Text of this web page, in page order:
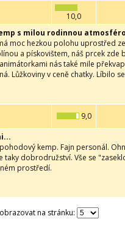
10,0
s milou rodinnou
moc hezkou polohu uprostřed
a pískovištem, náš prcek zde
nás také mile
Lůžkoviny v ceně chatky. Líbilo
9,0
kemp. Fajn personál.
taky dobrodružství. Vše se
prostředí.
na stránku: